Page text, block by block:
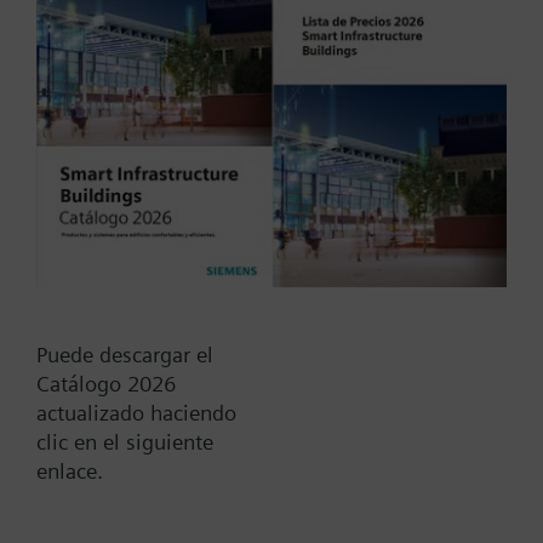
Tipo / Código:
V1fs100
Código:
BPZ:V1fs100
Documentos
Puede descargar el
Catálogo 2026
actualizado haciendo
clic en el siguiente
enlace.